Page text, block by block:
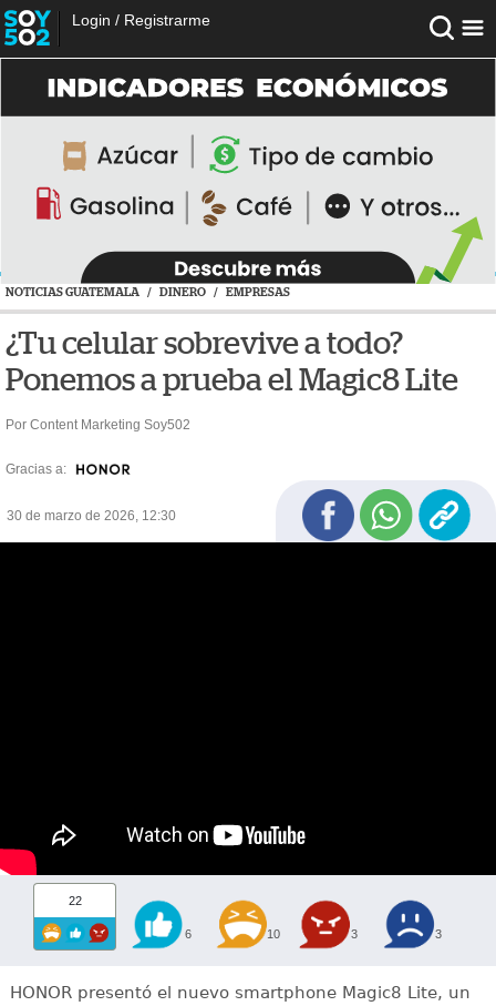
Login / Registrarme
NOTICIAS GUATEMALA / DINERO / EMPRESAS
¿Tu celular sobrevive a todo?
Ponemos a prueba el Magic8 Lite
Por Content Marketing Soy502
Gracias a:
30 de marzo de 2026, 12:30
22
6 10 3 3
HONOR presentó el nuevo smartphone Magic8 Lite, un